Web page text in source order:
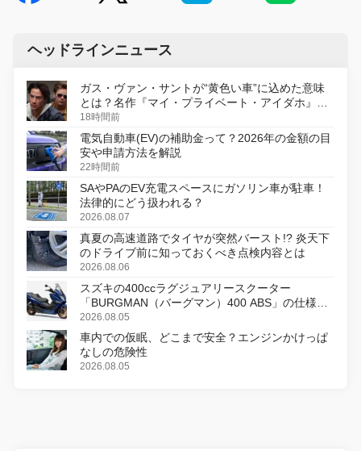
ヘッドラインニュース
ガス・ヴァン・サントが“黄色い車”に込めた意味
とは？名作『マイ・プライベート・アイダホ』が
初のデジタルリマスター版で復活
18時間前
電気自動車(EV)の補助金って？2026年の金額の目
安や申請方法を解説
22時間前
SAやPAのEV充電スペースにガソリン車が駐車！
法律的にどう扱われる？
2026.08.07
真夏の高速道路でタイヤが突然バースト!? 炎天下
のドライブ前に知っておくべき点検内容とは
2026.08.06
スズキの400ccラグジュアリースクーター
「BURGMAN（バーグマン）400 ABS」の仕様を
変更し、8月18日に発売
2026.08.05
車内での仮眠、どこまで安全？エンジンかけっぱ
なしの危険性
2026.08.05